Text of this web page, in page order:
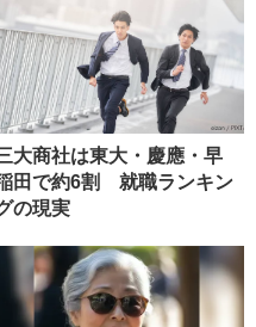
大商社は東大・慶應・早
田で約6割 就職ランキン
の現実